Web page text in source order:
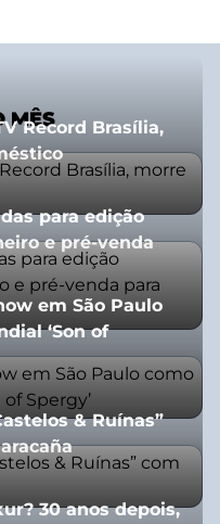
MÊS
Record Brasília,
para edição
e pré-venda
em São Paulo
‘Son of
& Ruínas”
30 anos depois,